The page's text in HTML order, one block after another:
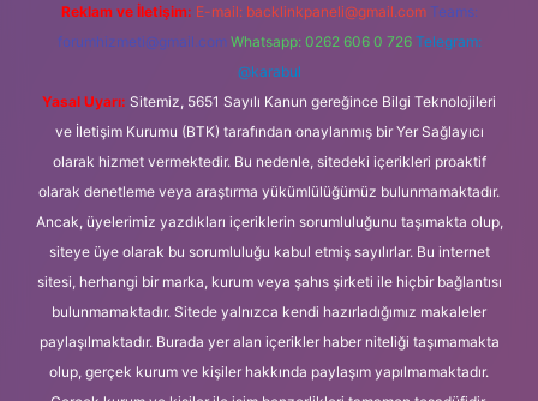
Reklam ve İletişim: E-mail: backlinkpaneli@gmail.com Teams:
forumhizmeti@gmail.com Whatsapp: 0262 606 0 726 Telegram:
@karabul
Yasal Uyarı: Sitemiz, 5651 Sayılı Kanun gereğince Bilgi Teknolojileri
ve İletişim Kurumu (BTK) tarafından onaylanmış bir Yer Sağlayıcı
olarak hizmet vermektedir. Bu nedenle, sitedeki içerikleri proaktif
olarak denetleme veya araştırma yükümlülüğümüz bulunmamaktadır.
Ancak, üyelerimiz yazdıkları içeriklerin sorumluluğunu taşımakta olup,
siteye üye olarak bu sorumluluğu kabul etmiş sayılırlar. Bu internet
sitesi, herhangi bir marka, kurum veya şahıs şirketi ile hiçbir bağlantısı
bulunmamaktadır. Sitede yalnızca kendi hazırladığımız makaleler
paylaşılmaktadır. Burada yer alan içerikler haber niteliği taşımamakta
olup, gerçek kurum ve kişiler hakkında paylaşım yapılmamaktadır.